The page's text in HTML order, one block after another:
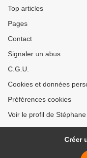
Top articles
Pages
Contact
Signaler un abus
C.G.U.
Cookies et données
Préférences cookies
Voir le profil de
Créer